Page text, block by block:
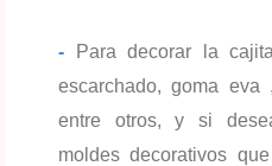
- Para decorar la
escarchado, goma eva
entre otros, y si
moldes decorativos